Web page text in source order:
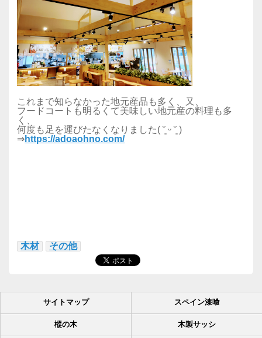
これまで知らなかった地元産品も多く、又、
フードコートも明るくて美味しい地元産の料理も多
く、
何度も足を運びたなくなりました( ˘͈ ᵕ ˘͈ )
⇒https://adoaohno.com/
木材 その他
サイトマップ スペイン漆喰
樅の木 木製サッシ